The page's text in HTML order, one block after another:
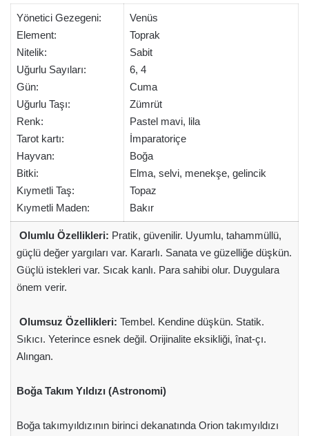
Yönetici Gezegeni:
Element:
Nitelik:
Uğurlu Sayıları:
Gün:
Uğurlu Taşı:
Renk:
Tarot kartı:
Hayvan:
Bitki:
Kıymetli Taş:
Kıymetli Maden:
Venüs
Toprak
Sabit
6, 4
Cuma
Zümrüt
Pastel mavi, lila
İmparatoriçe
Boğa
Elma, selvi, menekşe, gelincik
Topaz
Bakır
Olumlu Özellikleri: Pratik, güvenilir. Uyumlu, tahammüllü,
güçlü değer yargıları var. Kararlı. Sanata ve güzelliğe düşkün.
Güçlü istekleri var. Sıcak kanlı. Para sahibi olur. Duygulara
önem verir.
Olumsuz Özellikleri: Tembel. Kendine düşkün. Statik.
Sıkıcı. Yeterince esnek değil. Orijinalite eksikliği, înat-çı.
Alıngan.
Boğa Takım Yıldızı (Astronomi)
Boğa takımyıldızının birinci dekanatında Orion takımyıldızı